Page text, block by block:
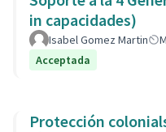
in capacidades)
Isabel Gomez Martin
Acceptada
Protección